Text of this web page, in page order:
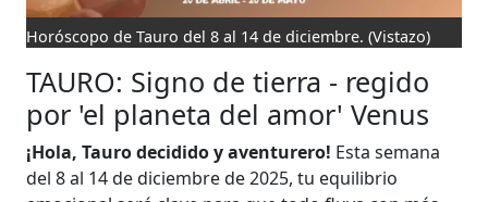
Horóscopo de Tauro del 8 al 14 de diciembre. (Vistazo)
TAURO: Signo de tierra - regido
por 'el planeta del amor' Venus
¡Hola, Tauro decidido y aventurero! Esta semana
del 8 al 14 de diciembre de 2025, tu equilibrio